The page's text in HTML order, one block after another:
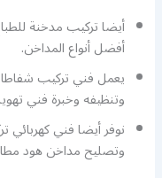
أيضا تركيب مدخنة
أفضل أنواع المداخن.
يعمل فني تركيب
وتنظيفه وخبرة فني
نوفر أيضا فني
وتصليح مداخن هود